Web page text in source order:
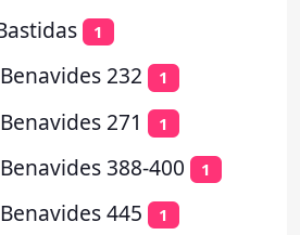
1
232 1
271 1
388-400 1
445 1